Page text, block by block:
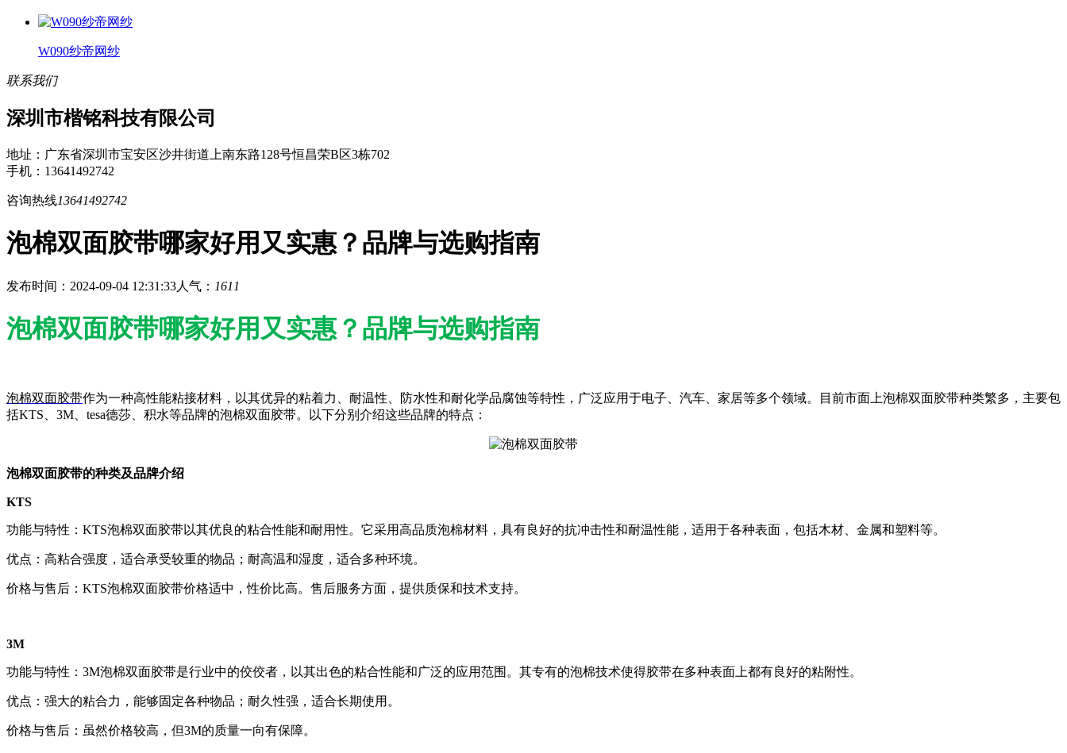
W090纱帝网纱
联系我们
深圳市楷铭科技有限公司
地址：广东省深圳市宝安区沙井街道上南东路128号恒昌荣B区3栋702
手机：13641492742
咨询热线13641492742
泡棉双面胶带哪家好用又实惠？品牌与选购指南
发布时间：2024-09-04 12:31:33人气： 1611
泡棉双面胶带哪家好用又实惠？品牌与选购指南
泡棉双面胶带作为一种高性能粘接材料，以其优异的粘着力、耐温性、防水性和耐化学品腐蚀等特性，广泛应用于电子、汽车、家居等多个领域。目前市面上泡棉双面胶带种类繁多，主要包
括KTS、3M、tesa德莎、积水等品牌的泡棉双面胶带。以下分别介绍这些品牌的特点：
泡棉双面胶带的种类及品牌介绍
KTS
功能与特性：KTS泡棉双面胶带以其优良的粘合性能和耐用性。它采用高品质泡棉材料，具有良好的抗冲击性和耐温性能，适用于各种表面，包括木材、金属和塑料等。
优点：高粘合强度，适合承受较重的物品；耐高温和湿度，适合多种环境。
价格与售后：KTS泡棉双面胶带价格适中，性价比高。售后服务方面，提供质保和技术支持。
3M
功能与特性：3M泡棉双面胶带是行业中的佼佼者，以其出色的粘合性能和广泛的应用范围。其专有的泡棉技术使得胶带在多种表面上都有良好的粘附性。
优点：强大的粘合力，能够固定各种物品；耐久性强，适合长期使用。
价格与售后：虽然价格较高，但3M的质量一向有保障。